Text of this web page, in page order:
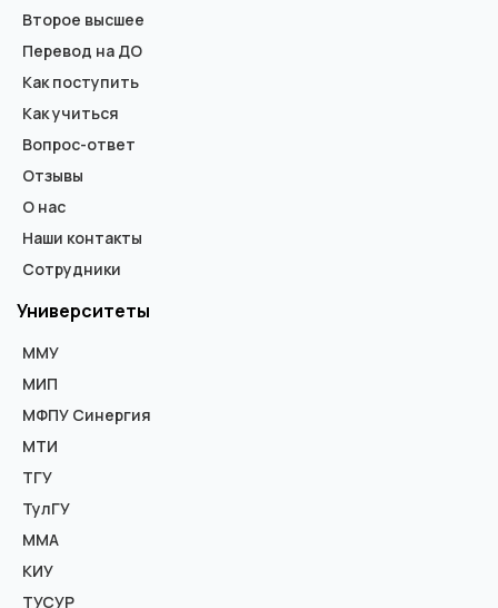
Второе высшее
Перевод на ДО
Как поступить
Как учиться
Вопрос-ответ
Отзывы
О нас
Наши контакты
Сотрудники
Университеты
ММУ
МИП
МФПУ Синергия
МТИ
ТГУ
ТулГУ
ММА
КИУ
ТУСУР